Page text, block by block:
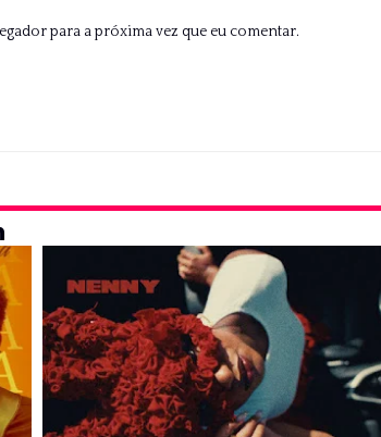
para a próxima vez que eu comentar.